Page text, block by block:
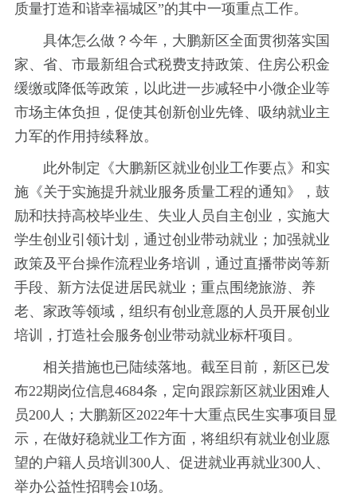
质量打造和谐幸福城区”的其中一项重点工作。
具体怎么做？今年，大鹏新区全面贯彻落实国
家、省、市最新组合式税费支持政策、住房公积金
缓缴或降低等政策，以此进一步减轻中小微企业等
市场主体负担，促使其创新创业先锋、吸纳就业主
力军的作用持续释放。
此外制定《大鹏新区就业创业工作要点》和实
施《关于实施提升就业服务质量工程的通知》，鼓
励和扶持高校毕业生、失业人员自主创业，实施大
学生创业引领计划，通过创业带动就业；加强就业
政策及平台操作流程业务培训，通过直播带岗等新
手段、新方法促进居民就业；重点围绕旅游、养
老、家政等领域，组织有创业意愿的人员开展创业
培训，打造社会服务创业带动就业标杆项目。
相关措施也已陆续落地。截至目前，新区已发
布22期岗位信息4684条，定向跟踪新区就业困难人
员200人；大鹏新区2022年十大重点民生实事项目显
示，在做好稳就业工作方面，将组织有就业创业愿
望的户籍人员培训300人、促进就业再就业300人、
举办公益性招聘会10场。